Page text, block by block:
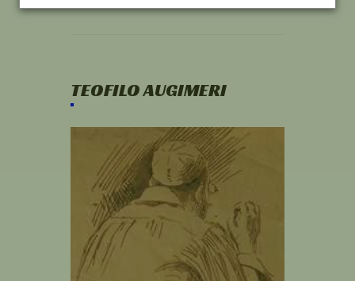
TEOFILO AUGIMERI